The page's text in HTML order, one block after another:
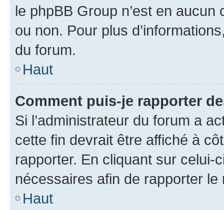
le phpBB Group n’est en
ou non. Pour plus
du forum.
Haut
Comment puis-je rapporter
Si l’administrateur du forum a
cette fin devrait être affiché à
rapporter. En cliquant sur
nécessaires afin de rapporter le
Haut